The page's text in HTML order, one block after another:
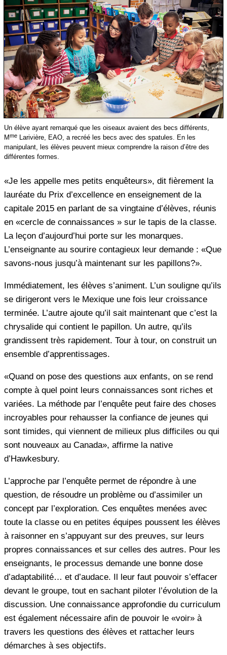
Un élève ayant remarqué que les oiseaux avaient des becs différents,
Mme Larivière, EAO, a recréé les becs avec des spatules. En les
manipulant, les élèves peuvent mieux comprendre la raison d’être des
différentes formes.
«Je les appelle mes petits enquêteurs», dit fièrement la
lauréate du Prix d’excellence en enseignement de la
capitale 2015 en parlant de sa vingtaine d’élèves, réunis
en «cercle de connaissances » sur le tapis de la classe.
La leçon d’aujourd’hui porte sur les monarques.
L’enseignante au sourire contagieux leur demande : «Que
savons-nous jusqu’à maintenant sur les papillons?».
Immédiatement, les élèves s’animent. L’un souligne qu’ils
se dirigeront vers le Mexique une fois leur croissance
terminée. L’autre ajoute qu’il sait maintenant que c’est la
chrysalide qui contient le papillon. Un autre, qu’ils
grandissent très rapidement. Tour à tour, on construit un
ensemble d’apprentissages.
«Quand on pose des questions aux enfants, on se rend
compte à quel point leurs connaissances sont riches et
variées. La méthode par l’enquête peut faire des choses
incroyables pour rehausser la confiance de jeunes qui
sont timides, qui viennent de milieux plus difficiles ou qui
sont nouveaux au Canada», affirme la native
d’Hawkesbury.
L’approche par l’enquête permet de répondre à une
question, de résoudre un problème ou d’assimiler un
concept par l’exploration. Ces enquêtes menées avec
toute la classe ou en petites équipes poussent les élèves
à raisonner en s’appuyant sur des preuves, sur leurs
propres connaissances et sur celles des autres. Pour les
enseignants, le processus demande une bonne dose
d’adaptabilité… et d’audace. Il leur faut pouvoir s’effacer
devant le groupe, tout en sachant piloter l’évolution de la
discussion. Une connaissance approfondie du curriculum
est également nécessaire afin de pouvoir le «voir» à
travers les questions des élèves et rattacher leurs
démarches à ses objectifs.